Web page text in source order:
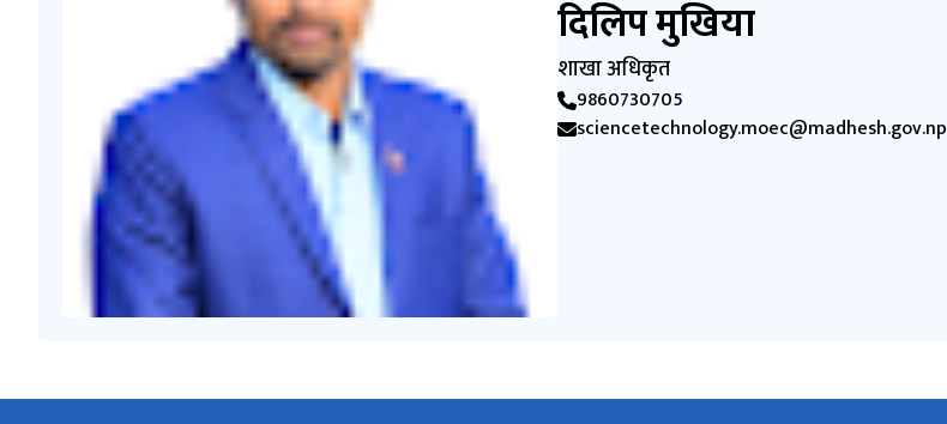
दिलिप मुखिया
शाखा अधिकृत
9860730705
sciencetechnology.moec@madhesh.gov.np